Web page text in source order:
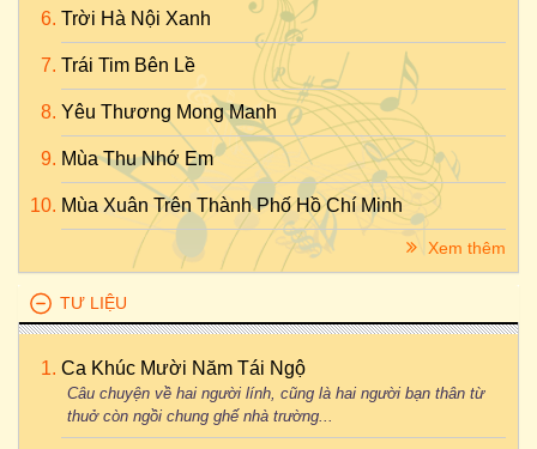
Trời Hà Nội Xanh
Trái Tim Bên Lề
Yêu Thương Mong Manh
Mùa Thu Nhớ Em
Mùa Xuân Trên Thành Phố Hồ Chí Minh
Xem thêm
TƯ LIỆU
Ca Khúc Mười Năm Tái Ngộ
Câu chuyện về hai người lính, cũng là hai người bạn thân từ
thuở còn ngồi chung ghế nhà trường...